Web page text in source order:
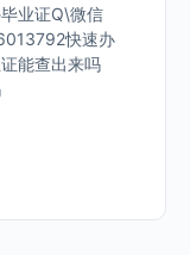
业证Q\微信
快速办
能查出来吗